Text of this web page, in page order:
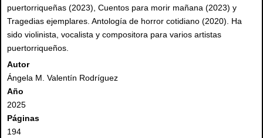
puertorriqueñas (2023), Cuentos para morir mañana (2023) y
Tragedias ejemplares. Antología de horror cotidiano (2020). Ha
sido violinista, vocalista y compositora para varios artistas
puertorriqueños.
Autor
Ángela M. Valentín Rodríguez
Año
2025
Páginas
194